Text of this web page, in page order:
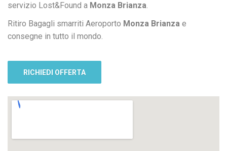
servizio Lost&Found a Monza Brianza.
Ritiro Bagagli smarriti Aeroporto Monza Brianza e
consegne in tutto il mondo.
RICHIEDI OFFERTA